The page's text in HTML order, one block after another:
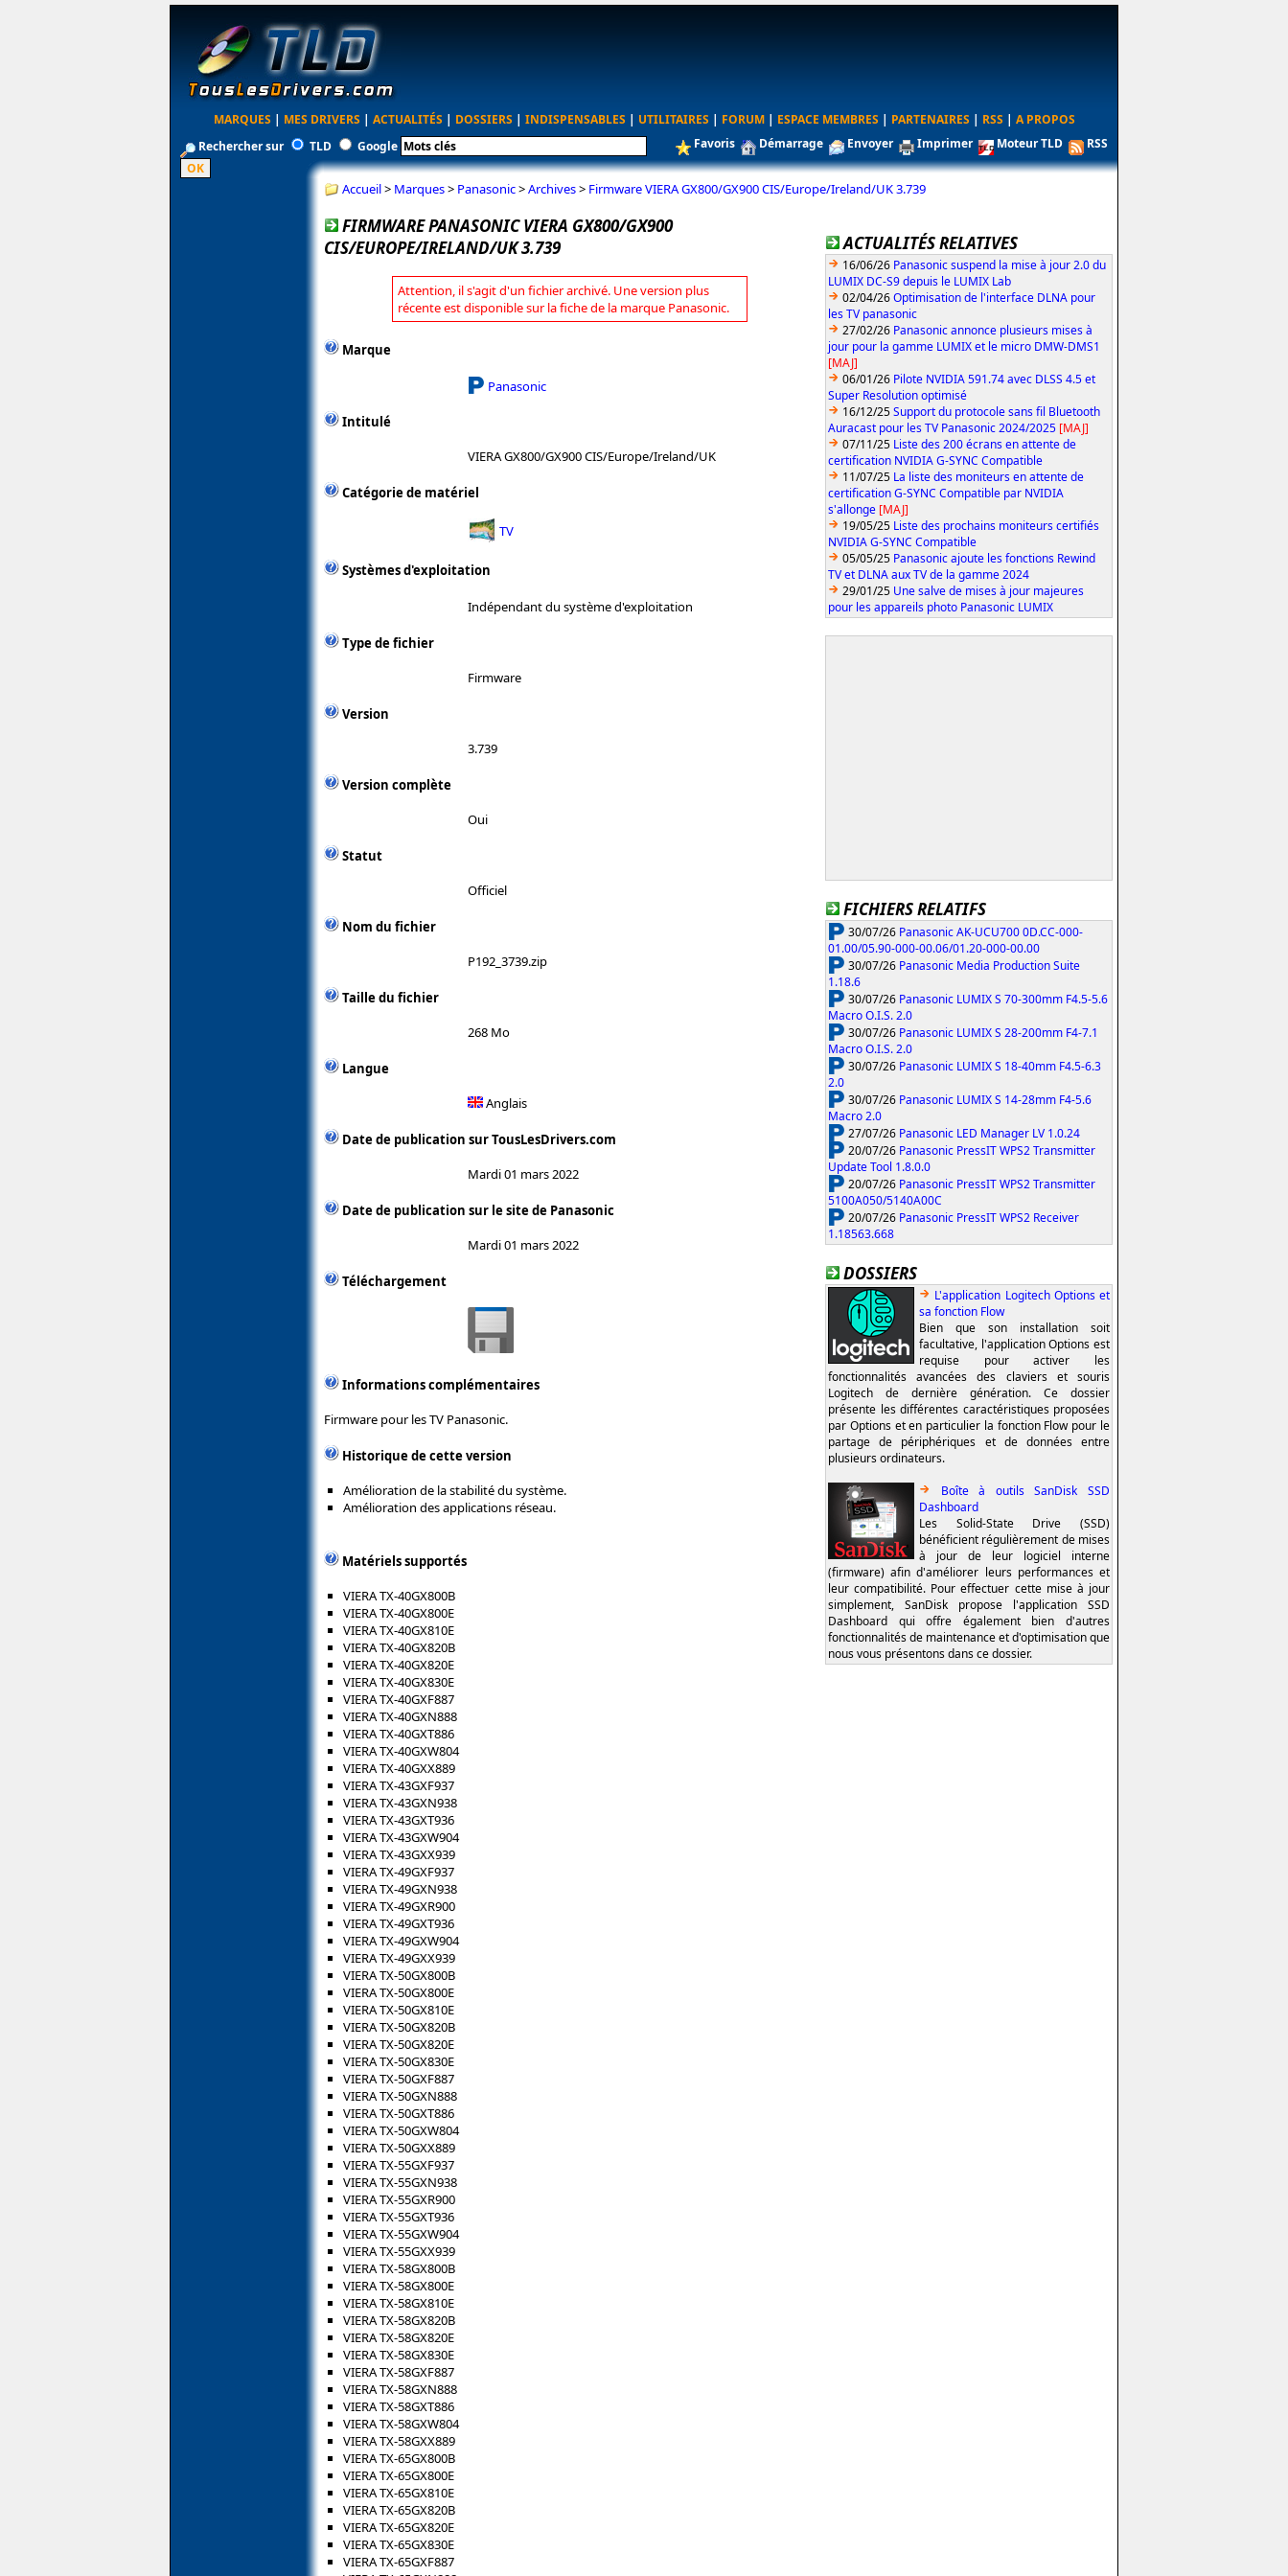
MARQUES | MES DRIVERS | ACTUALITÉS | DOSSIERS | INDISPENSABLES | UTILITAIRES | FORUM | ESPACE MEMBRES | PARTENAIRES | RSS | A PROPOS
Rechercher sur
TLD Google Favoris Démarrage Envoyer Imprimer Moteur TLD RSS
Accueil> Marques> Panasonic>Archives> Firmware VIERA GX800/GX900 CIS/Europe/Ireland/UK 3.739
FIRMWARE PANASONIC VIERA GX800/GX900
CIS/EUROPE/IRELAND/UK 3.739
Attention, il s'agit d'un fichier archivé. Une version plus
récente est disponible sur la fiche de la marque Panasonic.
Marque
Panasonic
Intitulé
VIERA GX800/GX900 CIS/Europe/Ireland/UK
Catégorie de matériel
TV
Systèmes d'exploitation
Indépendant du système d'exploitation
Type de fichier
Firmware
Version
3.739
Version complète
Oui
Statut
Officiel
Nom du fichier
P192_3739.zip
Taille du fichier
268 Mo
Langue
Anglais
Date de publication sur TousLesDrivers.com
Mardi 01 mars 2022
Date de publication sur le site de Panasonic
Mardi 01 mars 2022
Téléchargement
Informations complémentaires
Firmware pour les TV Panasonic.
Historique de cette version
Amélioration de la stabilité du système.
Amélioration des applications réseau.
Matériels supportés
VIERA TX-40GX800B
VIERA TX-40GX800E
VIERA TX-40GX810E
VIERA TX-40GX820B
VIERA TX-40GX820E
VIERA TX-40GX830E
VIERA TX-40GXF887
VIERA TX-40GXN888
VIERA TX-40GXT886
VIERA TX-40GXW804
VIERA TX-40GXX889
VIERA TX-43GXF937
VIERA TX-43GXN938
VIERA TX-43GXT936
VIERA TX-43GXW904
VIERA TX-43GXX939
VIERA TX-49GXF937
VIERA TX-49GXN938
VIERA TX-49GXR900
VIERA TX-49GXT936
VIERA TX-49GXW904
VIERA TX-49GXX939
VIERA TX-50GX800B
VIERA TX-50GX800E
VIERA TX-50GX810E
VIERA TX-50GX820B
VIERA TX-50GX820E
VIERA TX-50GX830E
VIERA TX-50GXF887
VIERA TX-50GXN888
VIERA TX-50GXT886
VIERA TX-50GXW804
VIERA TX-50GXX889
VIERA TX-55GXF937
VIERA TX-55GXN938
VIERA TX-55GXR900
VIERA TX-55GXT936
VIERA TX-55GXW904
VIERA TX-55GXX939
VIERA TX-58GX800B
VIERA TX-58GX800E
VIERA TX-58GX810E
VIERA TX-58GX820B
VIERA TX-58GX820E
VIERA TX-58GX830E
VIERA TX-58GXF887
VIERA TX-58GXN888
VIERA TX-58GXT886
VIERA TX-58GXW804
VIERA TX-58GXX889
VIERA TX-65GX800B
VIERA TX-65GX800E
VIERA TX-65GX810E
VIERA TX-65GX820B
VIERA TX-65GX820E
VIERA TX-65GX830E
VIERA TX-65GXF887
ACTUALITÉS RELATIVES
16/06/26 Panasonic suspend la mise à jour 2.0 du
LUMIX DC-S9 depuis le LUMIX Lab
02/04/26Optimisation de l'interface DLNA pour
les TV panasonic
27/02/26 Panasonic annonce plusieurs mises à
jour pour la gamme LUMIX et le micro DMW-DMS1
[MAJ]
06/01/26 Pilote NVIDIA 591.74 avec DLSS 4.5 et
Super Resolution optimisé
16/12/25Support du protocole sans fil Bluetooth
Auracast pour les TV Panasonic 2024/2025 [MAJ]
07/11/25 Liste des 200 écrans en attente de
certification NVIDIA G-SYNC Compatible
11/07/25 La liste des moniteurs en attente de
certification G-SYNC Compatible par NVIDIA
s'allonge [MAJ]
19/05/25 Liste des prochains moniteurs certifiés
NVIDIA G-SYNC Compatible
05/05/25 Panasonic ajoute les fonctions Rewind
TV et DLNA aux TV de la gamme 2024
29/01/25 Une salve de mises à jour majeures
pour les appareils photo Panasonic LUMIX
FICHIERS RELATIFS
30/07/26 Panasonic AK-UCU700 0D.CC-000-
01.00/05.90-000-00.06/01.20-000-00.00
30/07/26 Panasonic Media Production Suite
1.18.6
30/07/26 Panasonic LUMIX S 70-300mm F4.5-5.6
Macro O.I.S. 2.0
30/07/26 Panasonic LUMIX S 28-200mm F4-7.1
Macro O.I.S. 2.0
30/07/26 Panasonic LUMIX S 18-40mm F4.5-6.3
2.0
30/07/26 Panasonic LUMIX S 14-28mm F4-5.6
Macro 2.0
27/07/26 Panasonic LED Manager LV 1.0.24
20/07/26 Panasonic PressIT WPS2 Transmitter
Update Tool 1.8.0.0
20/07/26 Panasonic PressIT WPS2 Transmitter
5100A050/5140A00C
20/07/26 Panasonic PressIT WPS2 Receiver
1.18563.668
DOSSIERS
L'application Logitech Options et
sa fonction Flow
Bien que son installation soit
facultative, l'application Options est
requise pour activer les
fonctionnalités avancées des claviers et souris
Logitech de dernière génération. Ce dossier
présente les différentes caractéristiques proposées
par Options et en particulier la fonction Flow pour le
partage de périphériques et de données entre
plusieurs ordinateurs.
Boîte à outils SanDisk SSD
Dashboard
Les Solid-State Drive (SSD)
bénéficient régulièrement de mises
à jour de leur logiciel interne
(firmware) afin d'améliorer leurs performances et
leur compatibilité. Pour effectuer cette mise à jour
simplement, SanDisk propose l'application SSD
Dashboard qui offre également bien d'autres
fonctionnalités de maintenance et d'optimisation que
nous vous présentons dans ce dossier.